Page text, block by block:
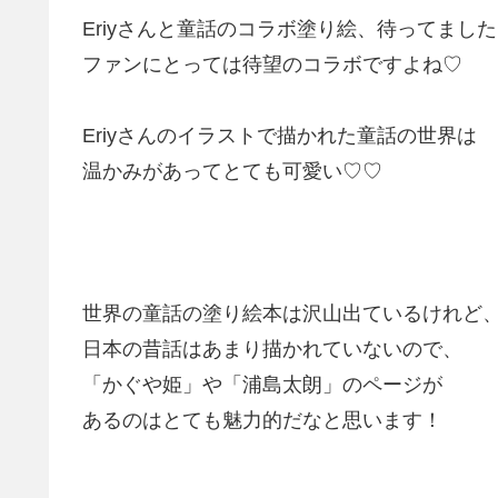
Eriyさんと童話のコラボ塗り絵、待ってました
ファンにとっては待望のコラボですよね♡
Eriyさんのイラストで描かれた童話の世界は
温かみがあってとても可愛い♡♡
世界の童話の塗り絵本は沢山出ているけれど、
日本の昔話はあまり描かれていないので、
「かぐや姫」や「浦島太朗」のページが
あるのはとても魅力的だなと思います！